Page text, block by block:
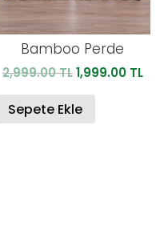
TL.
Bamboo Perde
2,999.00TL Orijinal
2,999.00 TL.
1,999.00 TLŞu
Sepete Ekle